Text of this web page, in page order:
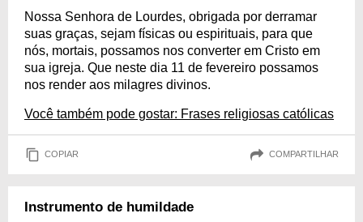
Nossa Senhora de Lourdes, obrigada por derramar
suas graças, sejam físicas ou espirituais, para que
nós, mortais, possamos nos converter em Cristo em
sua igreja. Que neste dia 11 de fevereiro possamos
nos render aos milagres divinos.
Você também pode gostar: Frases religiosas católicas
COPIAR COMPARTILHAR
Instrumento de humildade